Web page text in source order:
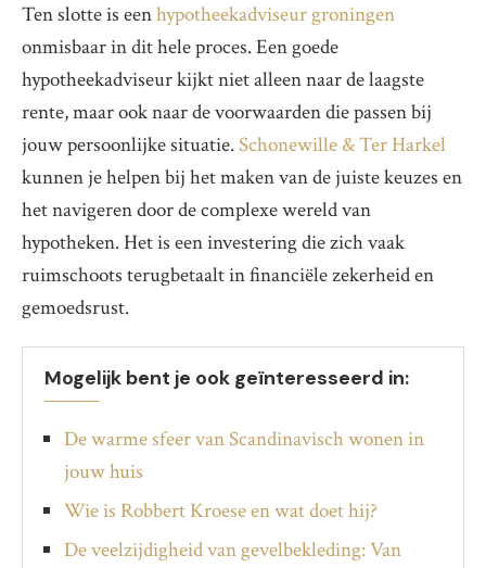
Ten slotte is eenhypotheekadviseur groningen
onmisbaar in dit hele proces. Een goede
hypotheekadviseur kijkt niet alleen naar de laagste
rente, maar ook naar de voorwaarden die passen bij
jouw persoonlijke situatie.Schonewille & Ter Harkel
kunnen je helpen bij het maken van de juiste keuzes en
het navigeren door de complexe wereld van
hypotheken. Het is een investering die zich vaak
ruimschoots terugbetaalt in financiële zekerheid en
gemoedsrust.
Mogelijk bent je ook geïnteresseerd in:
De warme sfeer van Scandinavisch wonen in
jouw huis
Wie is Robbert Kroese en wat doet hij?
De veelzijdigheid van gevelbekleding: Van